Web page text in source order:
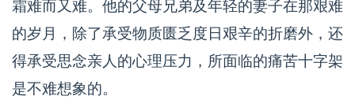
霜难而又难。他的父母兄弟及年轻的妻子在那艰难
的岁月，除了承受物质匮乏度日艰辛的折磨外，还
得承受思念亲人的心理压力，所面临的痛苦十字架
是不难想象的。